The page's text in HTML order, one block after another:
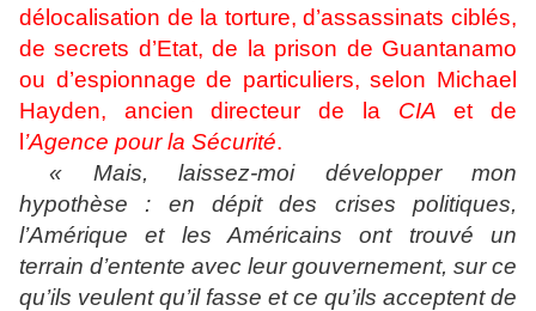
délocalisation de la torture, d’assassinats ciblés,
de secrets d’Etat, de la prison de Guantanamo
ou d’espionnage de particuliers, selon Michael
Hayden, ancien directeur de la CIA et de
’Agence pour la Sécurité.
« Mais, laissez-moi développer mon
hypothèse : en dépit des crises politiques,
l’Amérique et les Américains ont trouvé un
terrain d’entente avec leur gouvernement, sur ce
qu’ils veulent qu’il fasse et ce qu’ils acceptent de